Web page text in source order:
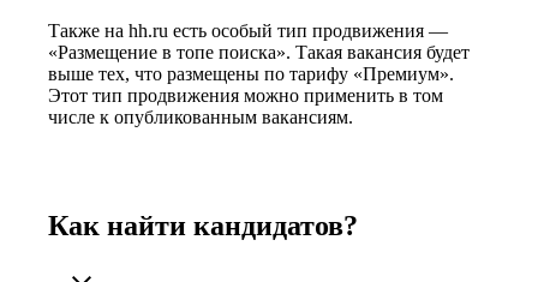
Также на hh.ru есть особый тип продвижения —
«Размещение в топе поиска». Такая вакансия будет
выше тех, что размещены по тарифу «Премиум».
Этот тип продвижения можно применить в том
числе к опубликованным вакансиям.
Как найти кандидатов?